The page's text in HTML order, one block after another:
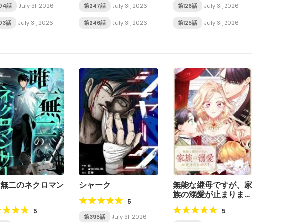
話 July 31, 2026
話 July 31, 2026
第247話 July 31, 2026
第246話 July 31, 2026
第126話 July 31, 2026
第125話 July 31, 2026
二のネクロマン
5
シャーク
5
第395話 July 31, 2026
無能な継母ですが、家
族の溺愛が止まりませ
ん！
5